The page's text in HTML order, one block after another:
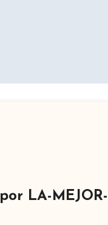
por LA-